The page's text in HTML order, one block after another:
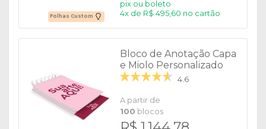
Folhas Custom
pix ou boleto
4x de R$ 495,60 no cartão
Bloco de Anotação Capa
e Miolo Personalizado
4.6
A partir de
100 blocos